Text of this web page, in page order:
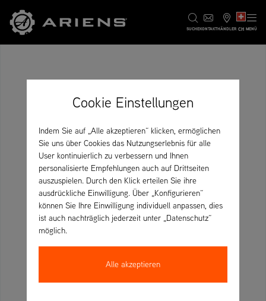
SUCHEKONTAKTHÄNDLER CH MENÜ
Cookie Einstellungen
Indem Sie auf „Alle akzeptieren“ klicken, ermöglichen
Sie uns über Cookies das Nutzungserlebnis für alle
User kontinuierlich zu verbessern und Ihnen
personalisierte Empfehlungen auch auf Drittseiten
auszuspielen. Durch den Klick erteilen Sie ihre
ausdrückliche Einwilligung. Über „Konfigurieren“
können Sie Ihre Einwilligung individuell anpassen, dies
ist auch nachträglich jederzeit unter „Datenschutz“
möglich.
Alle akzeptieren